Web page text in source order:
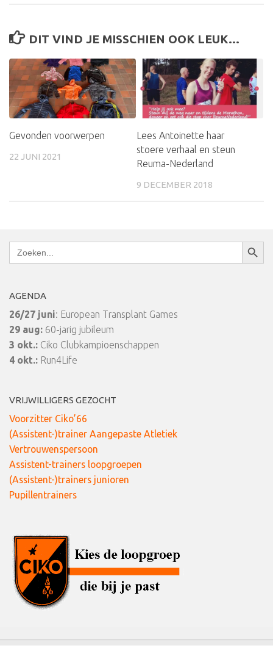
DIT VIND JE MISSCHIEN OOK LEUK...
Gevonden voorwerpen
22 JUNI 2021
Lees Antoinette haar
stoere verhaal en steun
Reuma-Nederland
9 DECEMBER 2018
Zoek
naar:
AGENDA
26/27 juni: European Transplant Games
29 aug: 60-jarig jubileum
3 okt.: Ciko Clubkampioenschappen
4 okt.: Run4Life
VRIJWILLIGERS GEZOCHT
Voorzitter Ciko’66
(Assistent-)trainer Aangepaste Atletiek
Vertrouwenspersoon
Assistent-trainers loopgroepen
(Assistent-)trainers junioren
Pupillentrainers